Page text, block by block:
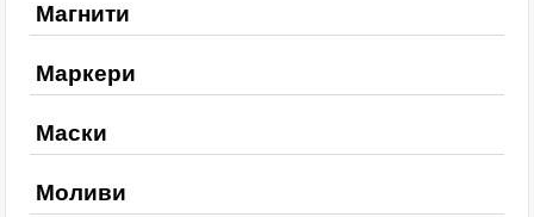
Магнити
Маркери
Маски
Моливи